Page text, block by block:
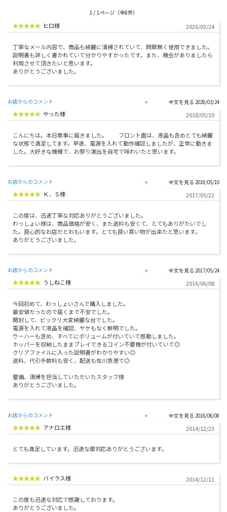
1 / 1ページ（全8件）
ヒロ様 2026/03/24
丁寧なメール内容で、商品も綺麗に清掃されていて、問題無く使用できました。
説明書も詳しく書かれていて分かりやすかったです。また、機会がありましたら
利用させて頂きたいと思います。
ありがとうございました。
お店からのコメント 2026/03/24
やった様 2018/05/10
こんにちは。本日無事に届きました。 フロント面は、液晶も含めとても綺麗
な状態で満足してます。早速、電源を入れて動作確認しましたが、正常に動きま
した。大好きな機種で、お祭り演出を自宅で味わいたと思います。
お店からのコメント 2018/05/10
Ｋ．Ｓ様 2017/05/22
この度は、迅速丁寧な対応ありがとうございました。
わっしょい様は、商品価格が安く、また送料も安くて、とてもありがたいでし
た。良心的なお店だとおもいます。とても良い買い物が出来たと思います。
ありがとうございました。
お店からのコメント 2017/05/24
うしねこ様 2016/06/08
今回初めて、わっしょいさんで購入しました。
最安値だったので届くまで不安でした。
開封して、ビックリ大変綺麗な台でした。
電源を入れて液晶を確認、ヤケもなく鮮明でした。
ウーハーも含め、すべてにボリュームが付いていて感動しました。
ホッパーを収納したままプレイできるコイン不要機が付いていて◎
クリアファイルに入った説明書がわかりやすい◎
送料、代引手数料も安く、配送も佐川急便で◎
整備、清掃を担当していただいたスタッフ様
ありがとうございました。
お店からのコメント 2016/06/08
アナロエ様 2014/12/23
とても満足しています。迅速な御対応ありがとうございます。
バイラス様 2014/12/11
この度も迅速な対応で感謝しております。
ありがとうございました。